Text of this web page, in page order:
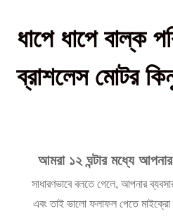
ধাপে ধাপে বাল্ক
ব্রাশলেস মোটর
আমরা ১২ ঘন্টার মধ্যে
সাধারণভাবে বলতে গেলে, আপনার
এবং তাই ভালো ফলাফল পেতে মাইক্রো